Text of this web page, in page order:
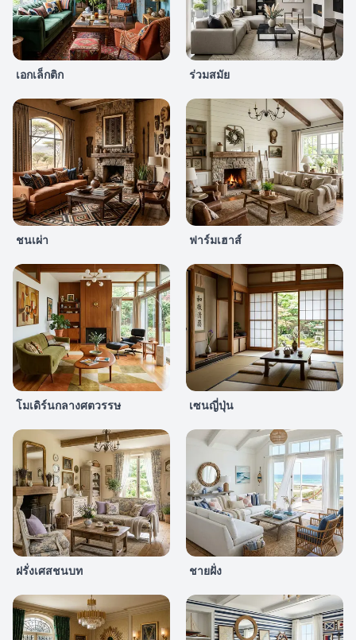
เอกเล็กติก ร่วมสมัย
ชนเผ่า ฟาร์มเฮาส์
โมเดิร์นกลางศตวรรษ เซนญี่ปุ่น
ฝรั่งเศสชนบท ชายฝั่ง